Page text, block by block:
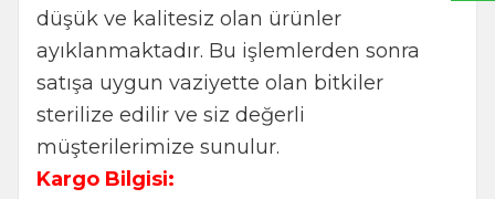
düşük ve kalitesiz olan ürünler
ayıklanmaktadır. Bu işlemlerden sonra
satışa uygun vaziyette olan bitkiler
sterilize edilir ve siz değerli
müşterilerimize sunulur.
Kargo Bilgisi: